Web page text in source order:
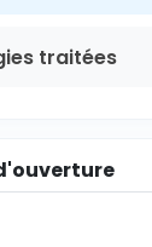
traitées